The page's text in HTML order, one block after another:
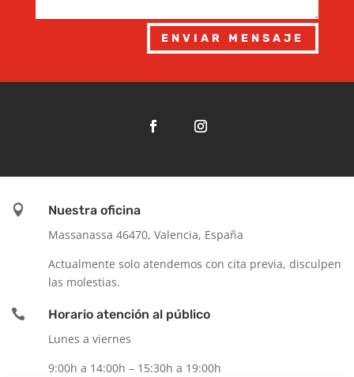
ENVIAR MENSAJE

Nuestra oficina
Massanassa 46470, Valencia, España
Actualmente solo atendemos con cita previa, disculpen
las molestias.

Horario atención al público
Lunes a viernes
9:00h a 14:00h – 15:30h a 19:00h